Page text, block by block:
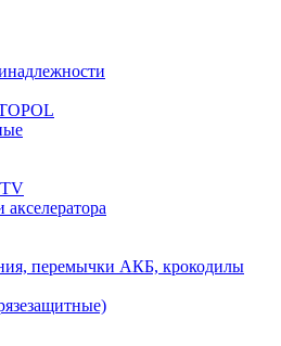
перемычки АКБ, крокодилы